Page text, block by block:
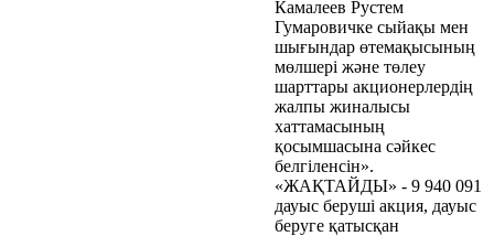
Камалеев Рустем
Гумаровичке сыйақы мен
шығындар өтемақысының
мөлшері және төлеу
шарттары акционерлердің
жалпы жиналысы
хаттамасының
қосымшасына сәйкес
белгіленсін».
«ЖАҚТАЙДЫ» - 9 940 091
дауыс беруші акция, дауыс
беруге қатысқан